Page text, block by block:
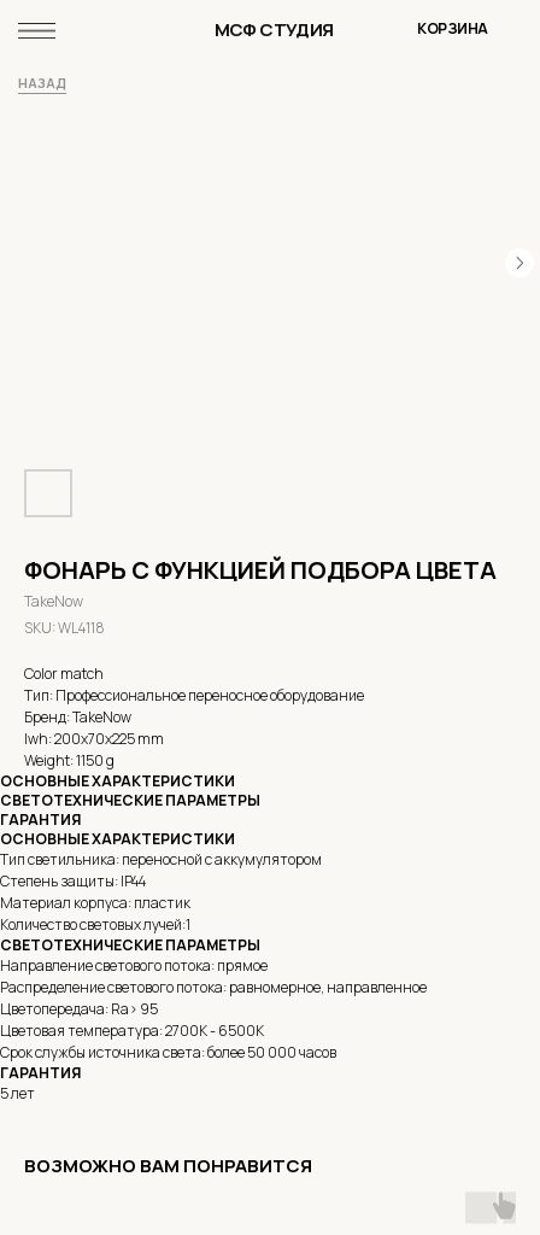
МСФ СТУДИЯ КОРЗИНА
НАЗАД
ФОНАРЬ С ФУНКЦИЕЙ ПОДБОРА ЦВЕТА
TakeNow
SKU:WL4118
Color match
Тип: Профессиональное переносное оборудование
Бренд: TakeNow
lwh: 200x70x225 mm
Weight: 1150 g
ОСНОВНЫЕ ХАРАКТЕРИСТИКИ
СВЕТОТЕХНИЧЕСКИЕ ПАРАМЕТРЫ
ГАРАНТИЯ
ОСНОВНЫЕ ХАРАКТЕРИСТИКИ
Тип светильника: переносной с аккумулятором
Степень защиты: IP44
Материал корпуса: пластик
Количество световых лучей:1
СВЕТОТЕХНИЧЕСКИЕ ПАРАМЕТРЫ
Направление светового потока: прямое
Распределение светового потока: равномерное, направленное
Цветопередача: Ra> 95
Цветовая температура: 2700K - 6500K
Срок службы источника света: более 50 000 часов
ГАРАНТИЯ
5 лет
ВОЗМОЖНО ВАМ ПОНРАВИТСЯ